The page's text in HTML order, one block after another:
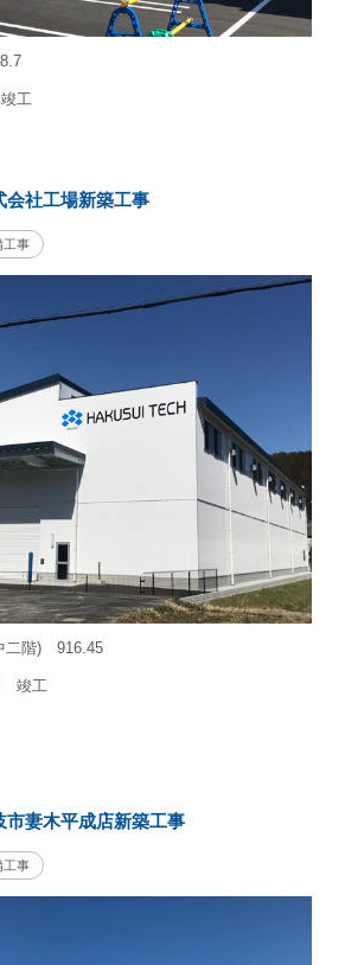
工
会社工場新築工事
工事
二階) 916.45
竣工
市妻木平成店新築工事
工事